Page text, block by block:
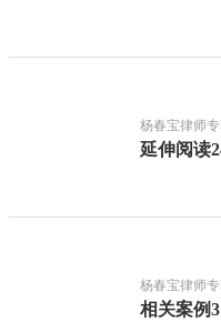
杨春宝律师
延伸阅读
杨春宝律师
相关案例